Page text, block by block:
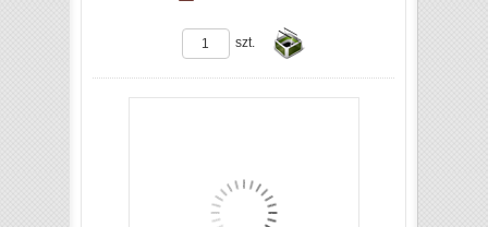
szt.